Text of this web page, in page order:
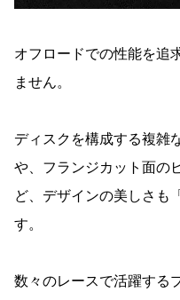
オフロードでの性能を追
ません。
ディスクを構成する複雑
や、フランジカット面の
ど、デザインの美しさも
す。
数々のレースで活躍する